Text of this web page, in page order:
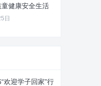
健康安全生活
日
欢迎学子回家”行